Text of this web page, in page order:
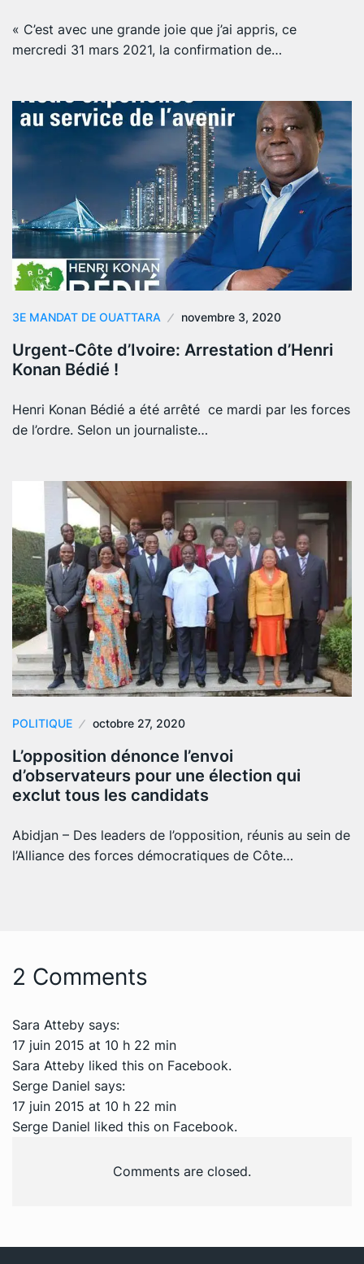
« C’est avec une grande joie que j’ai appris, ce
mercredi 31 mars 2021, la confirmation de…
3E MANDAT DE OUATTARA novembre 3, 2020
Urgent-Côte d’Ivoire: Arrestation d’Henri
Konan Bédié !
Henri Konan Bédié a été arrêté ce mardi par les forces
de l’ordre. Selon un journaliste…
POLITIQUE octobre 27, 2020
L’opposition dénonce l’envoi
d’observateurs pour une élection qui
exclut tous les candidats
Abidjan – Des leaders de l’opposition, réunis au sein de
l’Alliance des forces démocratiques de Côte…
2 Comments
Sara Atteby says:
17 juin 2015 at 10 h 22 min
Sara Atteby liked this on Facebook.
Serge Daniel says:
17 juin 2015 at 10 h 22 min
Serge Daniel liked this on Facebook.
Comments are closed.